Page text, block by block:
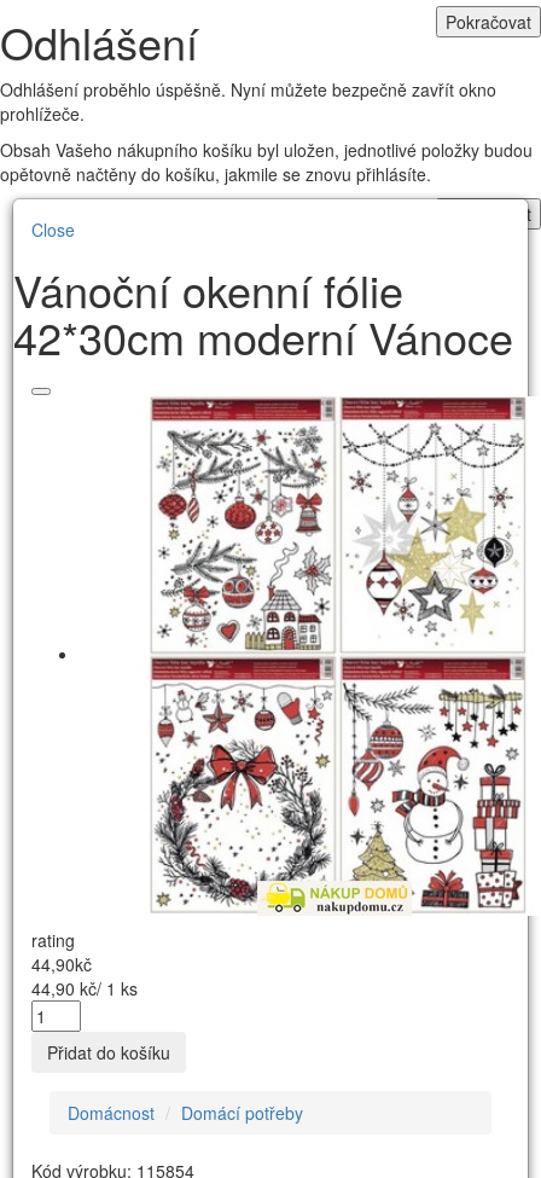
Pokračovat
Odhlášení
Odhlášení proběhlo úspěšně. Nyní můžete bezpečně zavřít okno
prohlížeče.
Obsah Vašeho nákupního košíku byl uložen, jednotlivé položky budou
opětovně načtěny do košíku, jakmile se znovu přihlásíte.
Pokračovat
Close
Vánoční okenní fólie
42*30cm moderní Vánoce
rating
44,90kč
44,90 kč/ 1 ks
Přidat do košíku
Domácnost Domácí potřeby
Kód výrobku: 115854